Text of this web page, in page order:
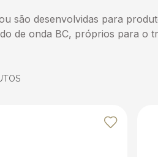
são desenvolvidas para
de onda BC, próprios para